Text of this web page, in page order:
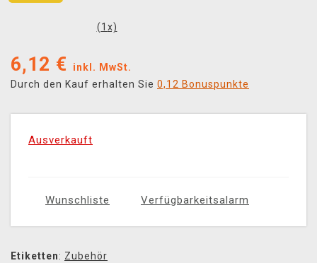
(1 x)
6,12 €
inkl. MwSt.
Durch den Kauf erhalten Sie 0,12 Bonuspunkte
Ausverkauft
Wunschliste Verfügbarkeitsalarm
Etiketten: Zubehör